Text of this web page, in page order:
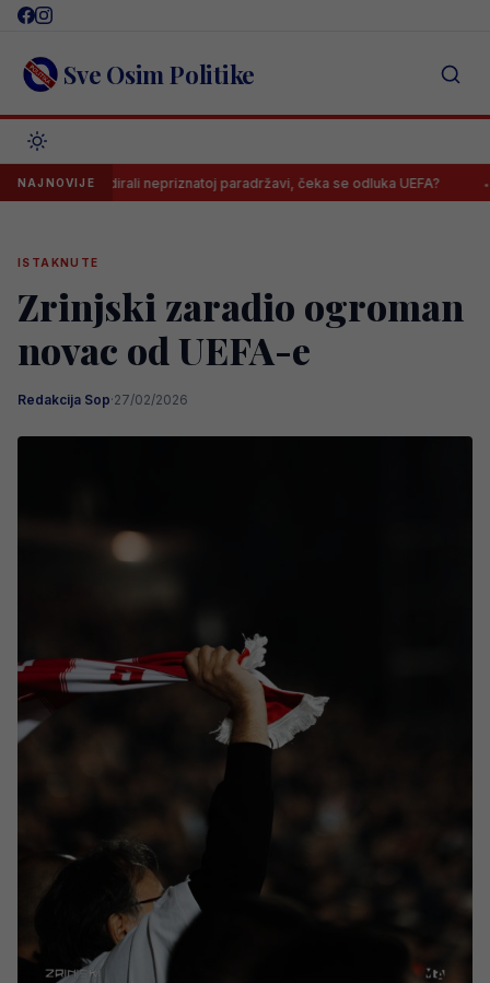
Skip
content Sve Osim Politike
NAJNOVIJE
skandirali nepriznatoj paradržavi, čeka se odluka UEFA?
ISTAKNUTE
Zrinjski zaradio ogroman
novac od UEFA-e
Redakcija Sop·27/02/2026